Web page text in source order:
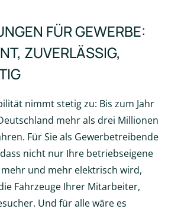
FÜR GEWERBE:
ZUVERLÄSSIG,
nimmt stetig zu: Bis zum Jahr
mehr als drei Millionen
Für Sie als Gewerbetreibende
nicht nur Ihre betriebseigene
und mehr elektrisch wird,
Fahrzeuge Ihrer Mitarbeiter,
Und für alle wäre es